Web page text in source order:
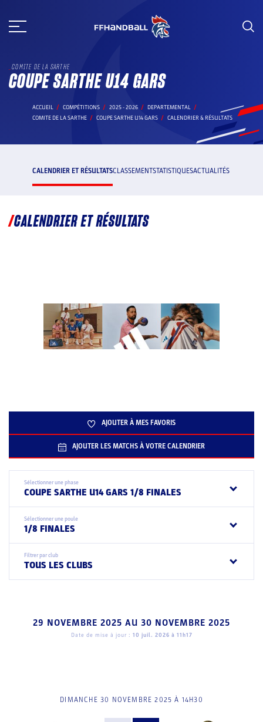
au
COMITE DE LA SARTHE
COUPE SARTHE U14 GARS
ACCUEIL COMPÉTITIONS 2025 - 2026
DEPARTEMENTAL
COMITE DE LA SARTHE
COUPE SARTHE U14 GARS CALENDRIER & RÉSULTATS
CALENDRIER ET RÉSULTATSCLASSEMENTSTATISTIQUESACTUALITÉS
CALENDRIER ET RÉSULTATS
AJOUTER À MES FAVORIS
AJOUTER LES MATCHS À VOTRE CALENDRIER
Sélectionner une phase
COUPE SARTHE U14 GARS 1/8 FINALES
Sélectionner une poule
1/8 FINALES
Filtrer par club
TOUS LES CLUBS
29 NOVEMBRE 2025 AU 30 NOVEMBRE 2025
Date de mise à jour : 10 juil. 2026 à 11h17
DIMANCHE 30 NOVEMBRE 2025 À 14H30